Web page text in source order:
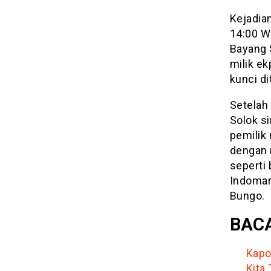
14:00
Bayang
milik
kunci
Solok
pemilik
seperti
Bungo.
Kita